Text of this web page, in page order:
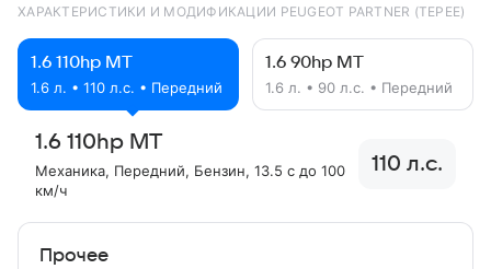
ХАРАКТЕРИСТИКИ И МОДИФИКАЦИИ PEUGEOT PARTNER (TEPEE)
1.6 110hp MT
1.6 л. • 110 л.с. • Передний
1.6 90hp MT
1.6 л. • 90 л.с. • Передний
1.6 110hp MT
Механика, Передний, Бензин, 13.5 с до 100
км/ч
110 л.с.
Прочее